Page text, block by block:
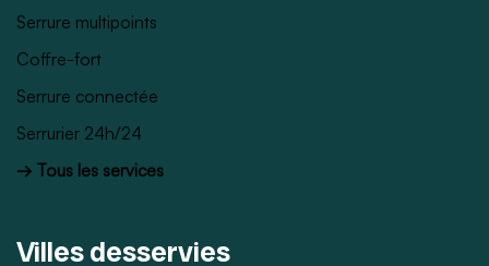
Serrure multipoints
Coffre-fort
Serrure connectée
Serrurier 24h/24
→ Tous les services
Villes desservies